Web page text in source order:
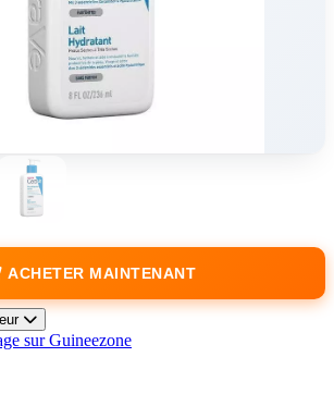
ACHETER MAINTENANT
sur Guineezone